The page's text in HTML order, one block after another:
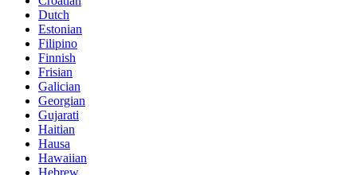
Dutch
Estonian
Filipino
Finnish
Frisian
Galician
Georgian
Gujarati
Haitian
Hausa
Hawaiian
Hebrew